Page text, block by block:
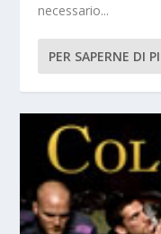
necessario...
PER SAPERNE DI